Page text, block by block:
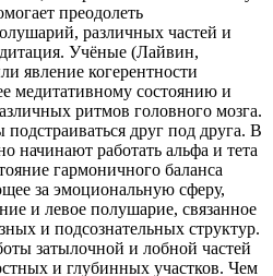
преодолеть
различных частей и
Учёные (Лайвин,
явление когерентности
медитативному состоянию и
ритмов головного мозга.
друг под друга. В
начинают работать альфа и тета
гармоничного баланса
за эмоциональную сферу,
и левое полушарие, связанное
и подсознательных структур.
затылочной и лобной частей
и глубинных участков. Чем